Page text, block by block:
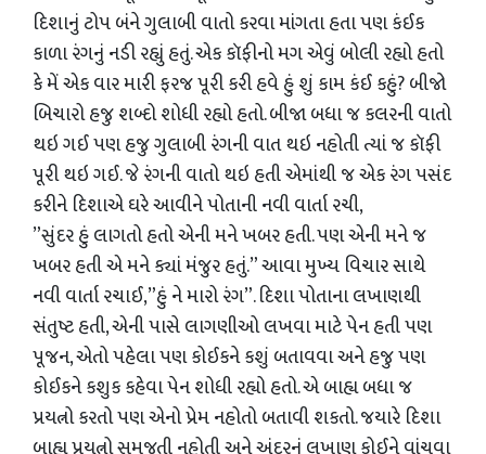
દિશાનું ટોપ બંને ગુલાબી વાતો કરવા માંગતા હતા પણ કંઈક
કાળા રંગનું નડી રહ્યું હતું. એક કૉફીનો મગ એવું બોલી રહ્યો હતો
કે મેં એક વાર મારી ફરજ પૂરી કરી હવે હું શું કામ કંઈ કહું? બીજો
બિચારો હજુ શબ્દો શોધી રહ્યો હતો. બીજા બધા જ કલરની વાતો
થઇ ગઈ પણ હજુ ગુલાબી રંગની વાત થઇ નહોતી ત્યાં જ કૉફી
પૂરી થઇ ગઈ. જે રંગની વાતો થઇ હતી એમાંથી જ એક રંગ પસંદ
કરીને દિશાએ ઘરે આવીને પોતાની નવી વાર્તા રચી,
”સુંદર હું લાગતો હતો એની મને ખબર હતી. પણ એની મને જ
ખબર હતી એ મને ક્યાં મંજુર હતું.” આવા મુખ્ય વિચાર સાથે
નવી વાર્તા રચાઈ,”હું ને મારો રંગ”. દિશા પોતાના લખાણથી
સંતુષ્ટ હતી, એની પાસે લાગણીઓ લખવા માટે પેન હતી પણ
પૂજન, એતો પહેલા પણ કોઈકને કશું બતાવવા અને હજુ પણ
કોઈકને કશુક કહેવા પેન શોધી રહ્યો હતો. એ બાહ્ય બધા જ
પ્રયત્નો કરતો પણ એનો પ્રેમ નહોતો બતાવી શકતો. જયારે દિશા